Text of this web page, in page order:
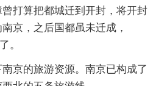
打算把都城迁到开封，将开封
京，之后国都虽未迁成，
。
京的旅游资源。南京已构成了